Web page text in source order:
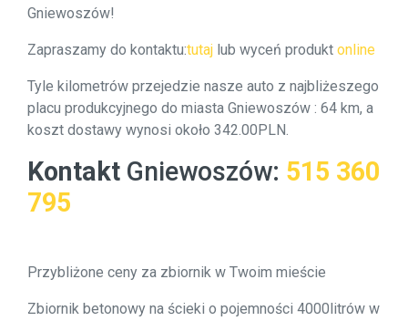
Gniewoszów!
Zapraszamy do kontaktu:tutaj lub wyceń produkt online
Tyle kilometrów przejedzie nasze auto z najbliżeszego
placu produkcyjnego do miasta Gniewoszów : 64 km, a
koszt dostawy wynosi około 342.00PLN.
Kontakt Gniewoszów: 515 360
795
Przybliżone ceny za zbiornik w Twoim mieście
Zbiornik betonowy na ścieki o pojemności 4000litrów w